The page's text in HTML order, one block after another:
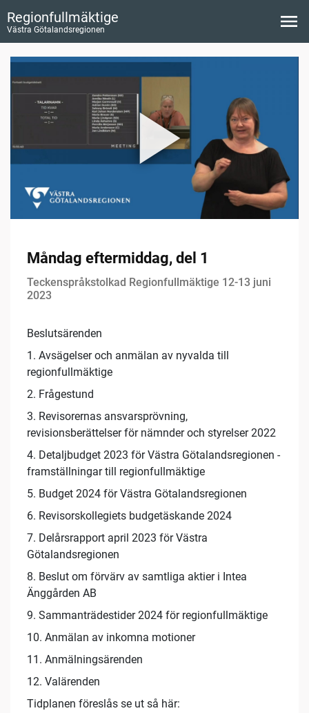
Regionfullmäktige
Västra Götalandsregionen
Måndag eftermiddag, del 1
Teckenspråkstolkad Regionfullmäktige 12-13 juni
2023
Beslutsärenden
1. Avsägelser och anmälan av nyvalda till
regionfullmäktige
2. Frågestund
3. Revisorernas ansvarsprövning,
revisionsberättelser för nämnder och styrelser 2022
4. Detaljbudget 2023 för Västra Götalandsregionen -
framställningar till regionfullmäktige
5. Budget 2024 för Västra Götalandsregionen
6. Revisorskollegiets budgetäskande 2024
7. Delårsrapport april 2023 för Västra
Götalandsregionen
8. Beslut om förvärv av samtliga aktier i Intea
Änggården AB
9. Sammanträdestider 2024 för regionfullmäktige
10. Anmälan av inkomna motioner
11. Anmälningsärenden
12. Valärenden
Tidplanen föreslås se ut så här: